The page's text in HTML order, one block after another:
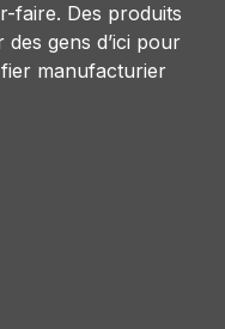
faire. Des produits
gens d’ici pour
fier manufacturier